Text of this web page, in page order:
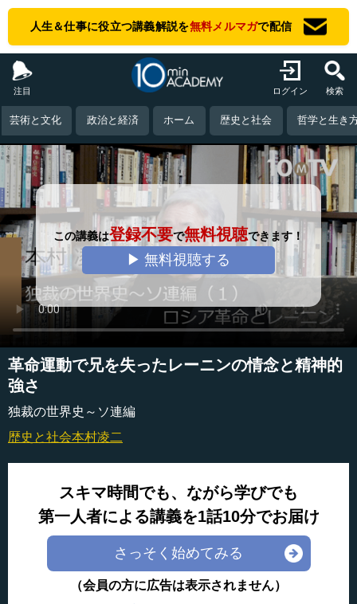
人生＆仕事に役立つ講義解説を無料メルマガで配信
注目 ログイン 検索
芸術と文化 政治と経済 ホーム 歴史と社会 哲学と生き
この講義は登録不要で無料視聴できます！
▶ 無料視聴する
革命運動で兄を失ったレーニンの情念と精神的
強さ
独裁の世界史～ソ連編
歴史と社会本村凌二
スキマ時間でも、ながら学びでも
第一人者による講義を1話10分でお届け
さっそく始めてみる
（会員の方に広告は表示されません）